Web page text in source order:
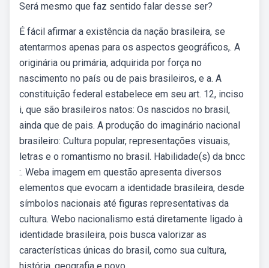
Será mesmo que faz sentido falar desse ser?
É fácil afirmar a existência da nação brasileira, se
atentarmos apenas para os aspectos geográficos,. A
originária ou primária, adquirida por força no
nascimento no país ou de pais brasileiros, e a. A
constituição federal estabelece em seu art. 12, inciso
i, que são brasileiros natos: Os nascidos no brasil,
ainda que de pais. A produção do imaginário nacional
brasileiro: Cultura popular, representações visuais,
letras e o romantismo no brasil. Habilidade(s) da bncc
:. Weba imagem em questão apresenta diversos
elementos que evocam a identidade brasileira, desde
símbolos nacionais até figuras representativas da
cultura. Webo nacionalismo está diretamente ligado à
identidade brasileira, pois busca valorizar as
características únicas do brasil, como sua cultura,